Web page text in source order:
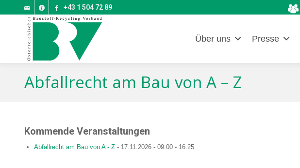
+43 1 504 72 89
Über uns Presse
Abfallrecht am Bau von A – Z
Kommende Veranstaltungen
Abfallrecht am Bau von A - Z - 17.11.2026 - 09:00 - 16:25